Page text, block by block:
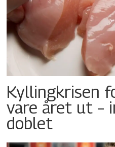
Kyllingkrisen
vare året ut –
doblet